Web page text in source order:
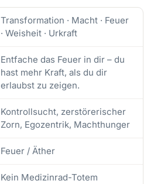
Transformation · Macht · Feuer
· Weisheit · Urkraft
Entfache das Feuer in dir – du
hast mehr Kraft, als du dir
erlaubst zu zeigen.
Kontrollsucht, zerstörerischer
Zorn, Egozentrik, Machthunger
Feuer / Äther
Kein Medizinrad-Totem